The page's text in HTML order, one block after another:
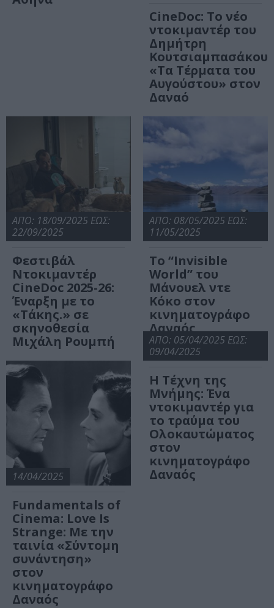
CineDoc: Το νέο
ντοκιμαντέρ του
Δημήτρη
Κουτσιαμπασάκου
«Tα Τέρματα του
Αυγούστου» στον
Δαναό
ΑΠΟ: 18/09/2025 ΕΩΣ:
22/09/2025
Φεστιβάλ
Ντοκιμαντέρ
CineDoc 2025-26:
Έναρξη με το
«Τάκης.» σε
σκηνοθεσία
Μιχάλη Ρουμπή
ΑΠΟ: 08/05/2025 ΕΩΣ:
11/05/2025
Το “Invisible
World” του
Μάνουελ ντε
Κόκο στον
κινηματογράφο
Δαναός
14/04/2025
Fundamentals of
Cinema: Love Is
Strange: Με την
ταινία «Σύντομη
συνάντηση»
στον
κινηματογράφο
Δαναός
ΑΠΟ: 05/04/2025 ΕΩΣ:
09/04/2025
Η Τέχνη της
Μνήμης: Ένα
ντοκιμαντέρ για
το τραύμα του
Ολοκαυτώματος
στον
κινηματογράφο
Δαναός